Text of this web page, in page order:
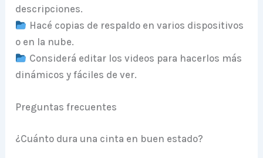
descripciones.
Hacé copias de respaldo en varios dispositivos
o en la nube.
Considerá editar los videos para hacerlos más
dinámicos y fáciles de ver.
Preguntas frecuentes
¿Cuánto dura una cinta en buen estado?